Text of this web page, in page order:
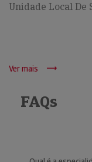
Unidade Local De
Ver mais
FAQs